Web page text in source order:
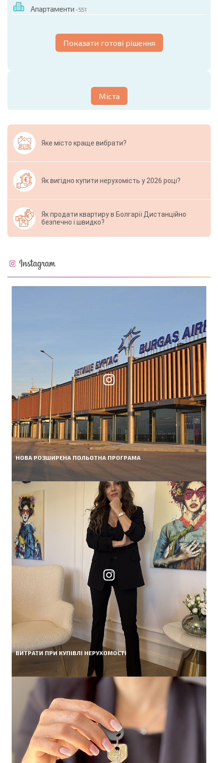
Апартаменти - 551
Показати готові рішення
Міста
Яке місто краще вибрати?
Як вигідно купити нерухомість у 2026 році?
Як продати квартиру в Болгарії Дистанційно
безпечно і швидко?
НОВА РОЗШИРЕНА ПОЛЬОТНА ПРОГРАМА
ВИТРАТИ ПРИ КУПІВЛІ НЕРУХОМОСТІ